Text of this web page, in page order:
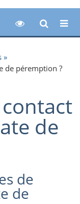
de péremption ?
de
de
de